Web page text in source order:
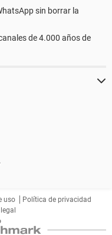
sin borrar la
de 4.000 años de
uso
Política de privacidad